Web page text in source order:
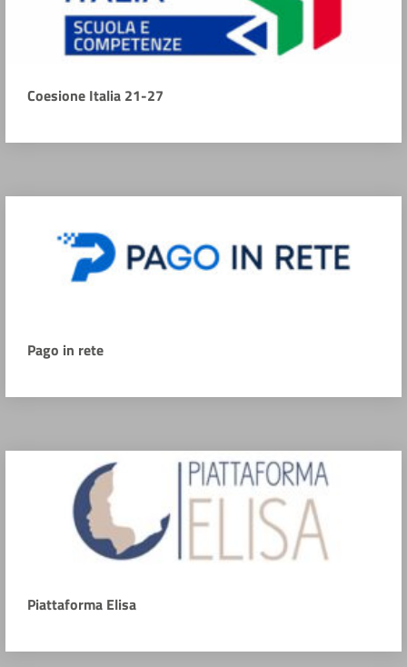
Coesione Italia 21-27
Pago in rete
Piattaforma Elisa